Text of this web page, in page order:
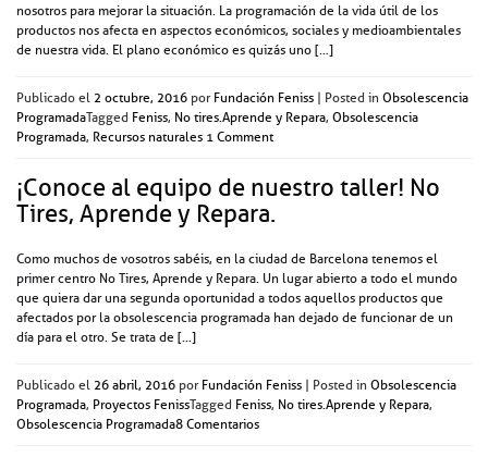
nosotros para mejorar la situación. La programación de la vida útil de los
productos nos afecta en aspectos económicos, sociales y medioambientales
de nuestra vida. El plano económico es quizás uno […]
Publicado el 2 octubre, 2016 por Fundación Feniss | Posted in Obsolescencia
ProgramadaTagged Feniss, No tires.Aprende y Repara, Obsolescencia
Programada, Recursos naturales 1 Comment
¡Conoce al equipo de nuestro taller! No
Tires, Aprende y Repara.
Como muchos de vosotros sabéis, en la ciudad de Barcelona tenemos el
primer centro No Tires, Aprende y Repara. Un lugar abierto a todo el mundo
que quiera dar una segunda oportunidad a todos aquellos productos que
afectados por la obsolescencia programada han dejado de funcionar de un
día para el otro. Se trata de […]
Publicado el 26 abril, 2016 por Fundación Feniss | Posted in Obsolescencia
Programada, Proyectos FenissTagged Feniss, No tires.Aprende y Repara,
Obsolescencia Programada8 Comentarios